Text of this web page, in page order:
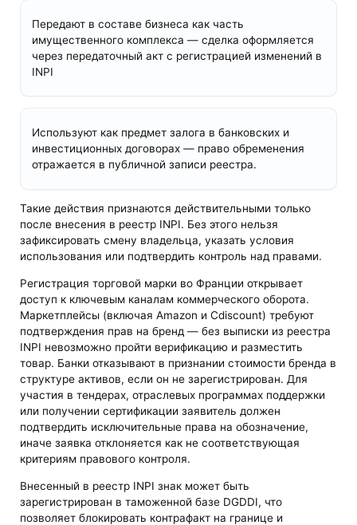
Передают в составе бизнеса как часть
имущественного комплекса — сделка оформляется
через передаточный акт с регистрацией изменений в
INPI
Используют как предмет залога в банковских и
инвестиционных договорах — право обременения
отражается в публичной записи реестра.
Такие действия признаются действительными только
после внесения в реестр INPI. Без этого нельзя
зафиксировать смену владельца, указать условия
использования или подтвердить контроль над правами.
Регистрация торговой марки во Франции открывает
доступ к ключевым каналам коммерческого оборота.
Маркетплейсы (включая Amazon и Cdiscount) требуют
подтверждения прав на бренд — без выписки из реестра
INPI невозможно пройти верификацию и разместить
товар. Банки отказывают в признании стоимости бренда в
структуре активов, если он не зарегистрирован. Для
участия в тендерах, отраслевых программах поддержки
или получении сертификации заявитель должен
подтвердить исключительные права на обозначение,
иначе заявка отклоняется как не соответствующая
критериям правового контроля.
Внесенный в реестр INPI знак может быть
зарегистрирован в таможенной базе DGDDI, что
позволяет блокировать контрафакт на границе и